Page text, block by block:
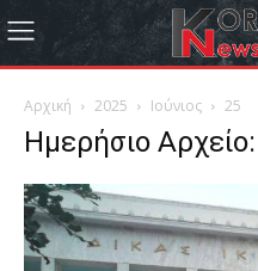
Αρχική 2025 Ιούνιος 25
Ημερήσιο Αρχείο: